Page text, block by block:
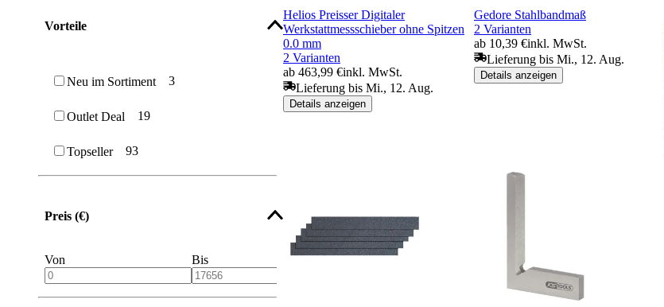
Vorteile
Neu im Sortiment 3
Outlet Deal 19
Topseller 93
Preis (€)
Von Bis
Helios Preisser Digitaler
Werkstattmessschieber ohne Spitzen
0.0 mm
2 Varianten
ab 463,99 €inkl. MwSt.
Lieferung bis Mi., 12. Aug.
Details anzeigen
Gedore Stahlbandmaß
2 Varianten
ab 10,39 €inkl. MwSt.
Lieferung bis Mi., 12. Aug.
Details anzeigen